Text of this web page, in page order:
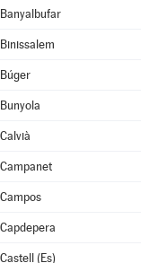
Banyalbufar
Binissalem
Búger
Bunyola
Calvià
Campanet
Campos
Capdepera
Castell (Es)